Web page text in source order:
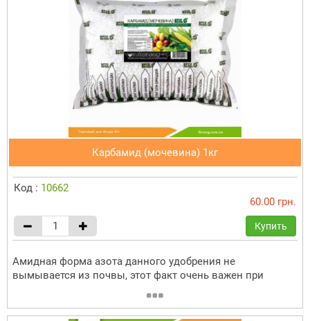
Карбамид (мочевина) 1кг
Код : 10662
60.00 грн.
Купить
Амидная форма азота данного удобрения не
вымывается из почвы, этот факт очень важен при